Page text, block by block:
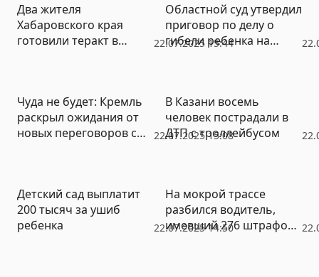
22.07.2025 15:44
Два жителя
Хабаровского края
готовили теракт в
Областной суд утвердил
приговор по делу о
гибели ребенка на
22.07.2025 15:08
Чуда не будет: Кремль
раскрыл ожидания от
новых переговоров с
В Казани восемь
человек пострадали в
ДТП с троллейбусом
22.07.2025 14:50
Детский сад выплатит
200 тысяч за ушиб
ребенка
На мокрой трассе
разбился водитель,
имевший 276 штрафов